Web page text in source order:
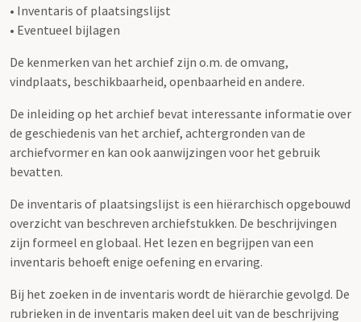
• Inventaris of plaatsingslijst
• Eventueel bijlagen
De kenmerken van het archief zijn o.m. de omvang,
vindplaats, beschikbaarheid, openbaarheid en andere.
De inleiding op het archief bevat interessante informatie over
de geschiedenis van het archief, achtergronden van de
archiefvormer en kan ook aanwijzingen voor het gebruik
bevatten.
De inventaris of plaatsingslijst is een hiërarchisch opgebouwd
overzicht van beschreven archiefstukken. De beschrijvingen
zijn formeel en globaal. Het lezen en begrijpen van een
inventaris behoeft enige oefening en ervaring.
Bij het zoeken in de inventaris wordt de hiërarchie gevolgd. De
rubrieken in de inventaris maken deel uit van de beschrijving